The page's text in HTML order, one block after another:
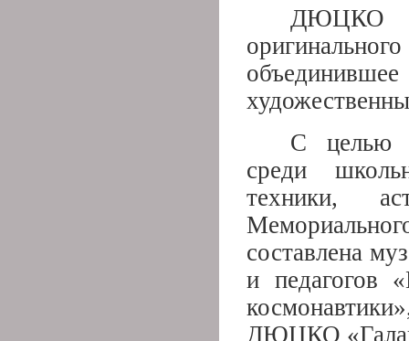
ДЮЦКО
С целью
среди
техники,
составлена
и педагогов
ДЮЦКО